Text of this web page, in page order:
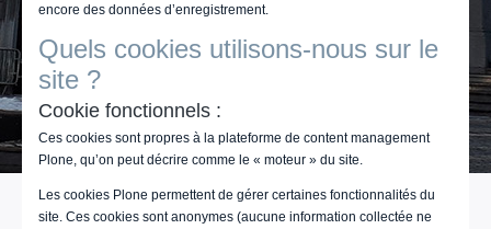
encore des données d’enregistrement.
Quels cookies utilisons-nous sur le
site ?
Cookie fonctionnels :
Ces cookies sont propres à la plateforme de content management
Plone, qu’on peut décrire comme le « moteur » du site.
Les cookies Plone permettent de gérer certaines fonctionnalités du
site. Ces cookies sont anonymes (aucune information collectée ne